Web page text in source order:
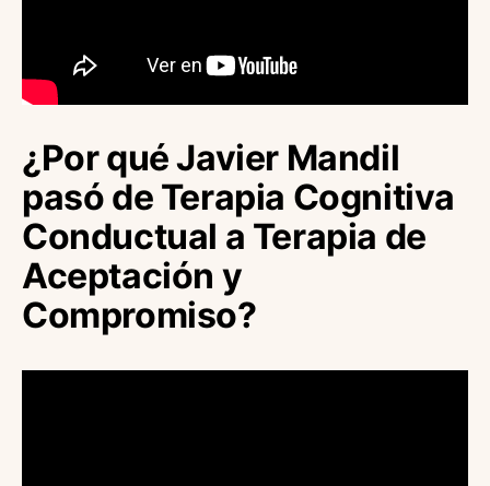
¿Por qué Javier Mandil
pasó de Terapia Cognitiva
Conductual a Terapia de
Aceptación y
Compromiso?